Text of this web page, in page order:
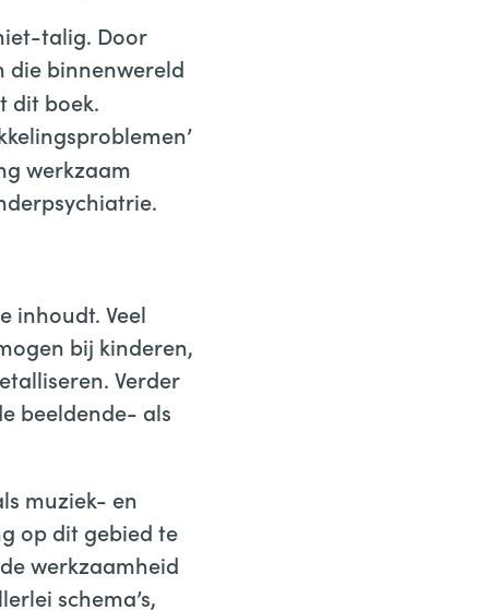
talig. Door
die binnenwereld
dit boek.
werkzaam
inhoudt. Veel
bij kinderen,
Verder
beeldende- als
muziek- en
op dit gebied te
werkzaamheid
schema’s,